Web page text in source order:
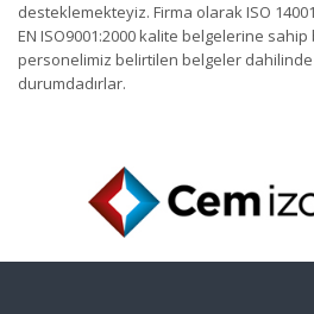
desteklemekteyiz. Firma olarak ISO
EN ISO9001:2000 kalite belgelerine sahip
personelimiz belirtilen belgeler
durumdadırlar.